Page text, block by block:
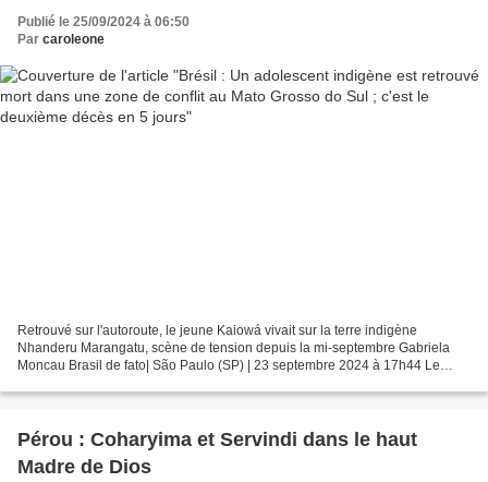
Publié le 25/09/2024 à 06:50
Par caroleone
Retrouvé sur l'autoroute, le jeune Kaiowá vivait sur la terre indigène
Nhanderu Marangatu, scène de tension depuis la mi-septembre Gabriela
Moncau Brasil de fato| São Paulo (SP) | 23 septembre 2024 à 17h44 Le
Pérou : Coharyima et Servindi dans le haut
Madre de Dios